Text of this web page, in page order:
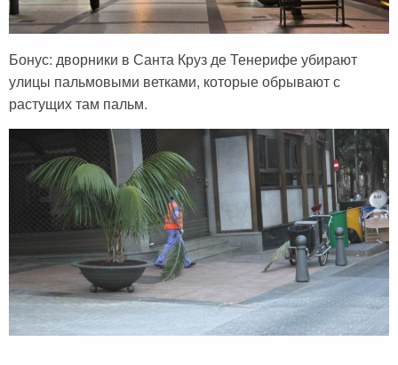
Бонус: дворники в Санта Круз де Тенерифе убирают
улицы пальмовыми ветками, которые обрывают с
растущих там пальм.